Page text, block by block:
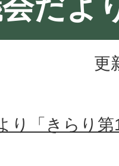
だよ
更
り「きらり